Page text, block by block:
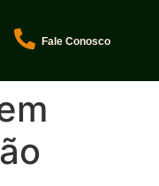
Fale Conosco